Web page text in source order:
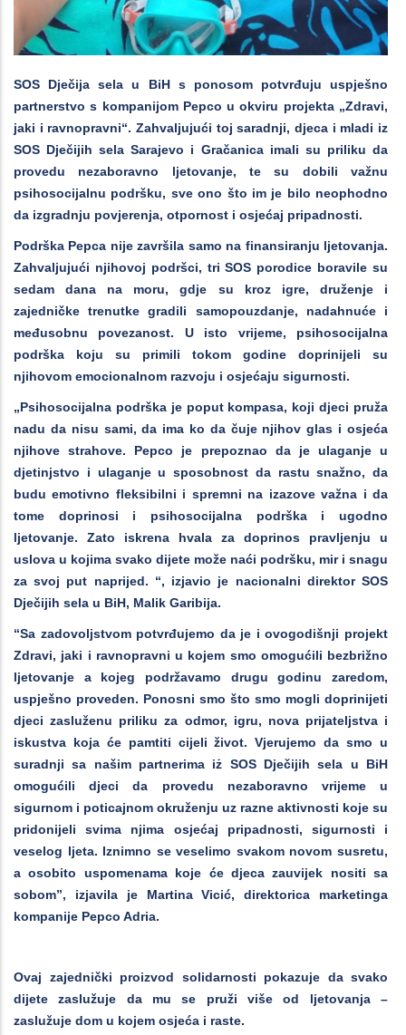
SOS Dječija sela u BiH s ponosom potvrđuju uspješno
partnerstvo s kompanijom Pepco u okviru projekta „Zdravi,
jaki i ravnopravni“. Zahvaljujući toj saradnji, djeca i mladi iz
SOS Dječijih sela Sarajevo i Gračanica imali su priliku da
provedu nezaboravno ljetovanje, te su dobili važnu
psihosocijalnu podršku, sve ono što im je bilo neophodno
da izgradnju povjerenja, otpornost i osjećaj pripadnosti.
Podrška Pepca nije završila samo na finansiranju ljetovanja.
Zahvaljujući njihovoj podršci, tri SOS porodice boravile su
sedam dana na moru, gdje su kroz igre, druženje i
zajedničke trenutke gradili samopouzdanje, nadahnuće i
međusobnu povezanost. U isto vrijeme, psihosocijalna
podrška koju su primili tokom godine doprinijeli su
njihovom emocionalnom razvoju i osjećaju sigurnosti.
„Psihosocijalna podrška je poput kompasa, koji djeci pruža
nadu da nisu sami, da ima ko da čuje njihov glas i osjeća
njihove strahove. Pepco je prepoznao da je ulaganje u
djetinjstvo i ulaganje u sposobnost da rastu snažno, da
budu emotivno fleksibilni i spremni na izazove važna i da
tome doprinosi i psihosocijalna podrška i ugodno
ljetovanje. Zato iskrena hvala za doprinos pravljenju u
uslova u kojima svako dijete može naći podršku, mir i snagu
za svoj put naprijed. “, izjavio je nacionalni direktor SOS
Dječijih sela u BiH, Malik Garibija.
“Sa zadovoljstvom potvrđujemo da je i ovogodišnji projekt
Zdravi, jaki i ravnopravni u kojem smo omogućili bezbrižno
ljetovanje a kojeg podržavamo drugu godinu zaredom,
uspješno proveden. Ponosni smo što smo mogli doprinijeti
djeci zasluženu priliku za odmor, igru, nova prijateljstva i
iskustva koja će pamtiti cijeli život. Vjerujemo da smo u
suradnji sa našim partnerima iż SOS Dječijih sela u BiH
omogućili djeci da provedu nezaboravno vrijeme u
sigurnom i poticajnom okruženju uz razne aktivnosti koje su
pridonijeli svima njima osjećaj pripadnosti, sigurnosti i
veselog ljeta. Iznimno se veselimo svakom novom susretu,
a osobito uspomenama koje će djeca zauvijek nositi sa
sobom”, izjavila je Martina Vicić, direktorica marketinga
kompanije Pepco Adria.
Ovaj zajednički proizvod solidarnosti pokazuje da svako
dijete zaslužuje da mu se pruži više od ljetovanja –
zaslužuje dom u kojem osjeća i raste.